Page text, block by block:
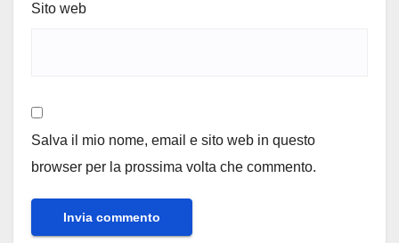
Sito web
Salva il mio nome, email e sito web in questo
browser per la prossima volta che commento.